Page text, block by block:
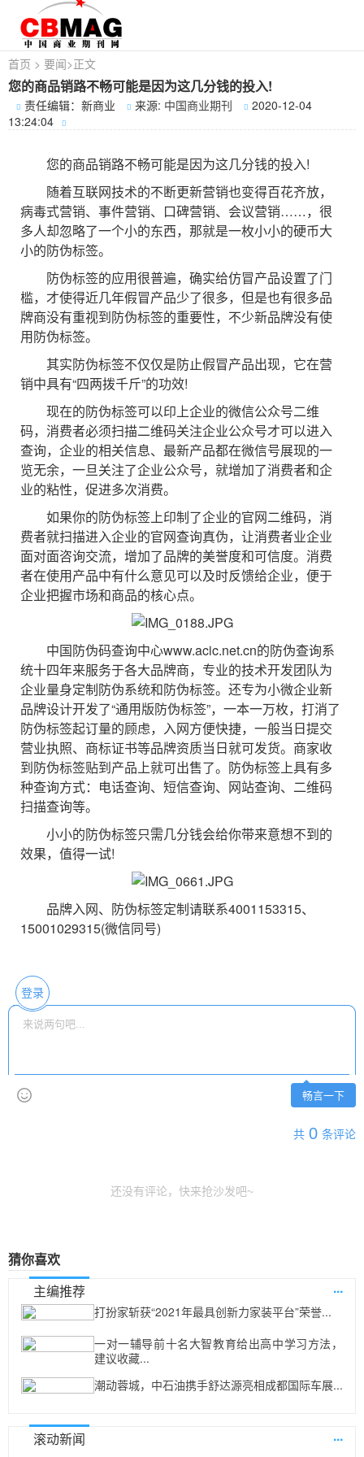
首页 > 要闻>正文
您的商品销路不畅可能是因为这几分钱的投入!
责任编辑：新商业 来源: 中国商业期刊
2020-12-04
13:24:04
您的商品销路不畅可能是因为这几分钱的投入!
随着互联网技术的不断更新营销也变得百花齐放，
病毒式营销、事件营销、口碑营销、会议营销……，很
多人却忽略了一个小的东西，那就是一枚小小的硬币大
小的防伪标签。
防伪标签的应用很普遍，确实给仿冒产品设置了门
槛，才使得近几年假冒产品少了很多，但是也有很多品
牌商没有重视到防伪标签的重要性，不少新品牌没有使
用防伪标签。
其实防伪标签不仅仅是防止假冒产品出现，它在营
销中具有“四两拨千斤”的功效!
现在的防伪标签可以印上企业的微信公众号二维
码，消费者必须扫描二维码关注企业公众号才可以进入
查询，企业的相关信息、最新产品都在微信号展现的一
览无余，一旦关注了企业公众号，就增加了消费者和企
业的粘性，促进多次消费。
如果你的防伪标签上印制了企业的官网二维码，消
费者就扫描进入企业的官网查询真伪，让消费者业企业
面对面咨询交流，增加了品牌的美誉度和可信度。消费
者在使用产品中有什么意见可以及时反馈给企业，便于
企业把握市场和商品的核心点。
中国防伪码查询中心www.acic.net.cn的防伪查询系
统十四年来服务于各大品牌商，专业的技术开发团队为
企业量身定制防伪系统和防伪标签。还专为小微企业新
品牌设计开发了“通用版防伪标签”，一本一万枚，打消了
防伪标签起订量的顾虑，入网方便快捷，一般当日提交
营业执照、商标证书等品牌资质当日就可发货。商家收
到防伪标签贴到产品上就可出售了。防伪标签上具有多
种查询方式：电话查询、短信查询、网站查询、二维码
扫描查询等。
小小的防伪标签只需几分钱会给你带来意想不到的
效果，值得一试!
品牌入网、防伪标签定制请联系4001153315、
15001029315(微信同号)
登录
畅言一下
共 0 条评论
还没有评论，快来抢沙发吧~
猜你喜欢
主编推荐
...
打扮家斩获“2021年最具创新力家装平台”荣誉...
一对一辅导前十名大智教育给出高中学习方法，
建议收藏...
潮动蓉城，中石油携手舒达源亮相成都国际车展...
滚动新闻 ...